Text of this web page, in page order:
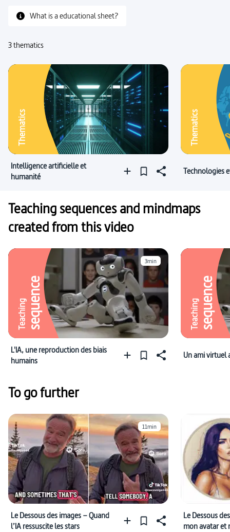
#conscience
#science fiction (futur)
What is a educational sheet?
3 thematics
Thematics
Intelligence artificielle et
humanité
Thematics
Technologies
Teaching sequences and mindmaps
created from this video
Teachingsequence
3min
L'IA, une reproduction des biais
humains
Teachingsequence
Un ami virtuel
To go further
11min
Le Dessous des images – Quand
l’IA ressuscite les stars
Le Dessous
mon avatar et